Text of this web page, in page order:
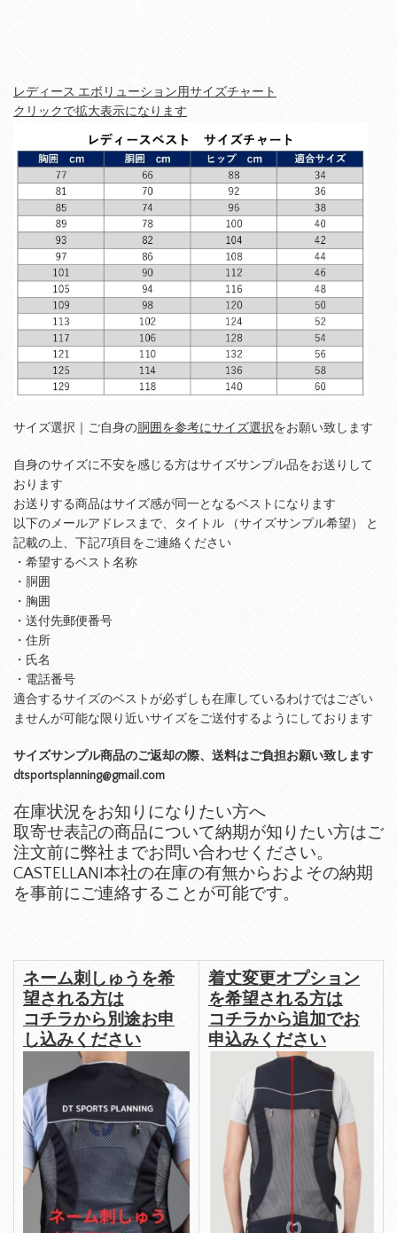
レディース エボリューション用サイズチャート
クリックで拡大表示になります
サイズ選択｜ご自身の胴囲を参考にサイズ選択をお願い致します
自身のサイズに不安を感じる方はサイズサンプル品をお送りして
おります
お送りする商品はサイズ感が同一となるベストになります
以下のメールアドレスまで、タイトル （サイズサンプル希望） と
記載の上、下記7項目をご連絡ください
・希望するベスト名称
・胴囲
・胸囲
・送付先郵便番号
・住所
・氏名
・電話番号
適合するサイズのベストが必ずしも在庫しているわけではござい
ませんが可能な限り近いサイズをご送付するようにしております
サイズサンプル商品のご返却の際、送料はご負担お願い致します
dtsportsplanning@gmail.com
在庫状況をお知りになりたい方へ
取寄せ表記の商品について納期が知りたい方はご
注文前に弊社までお問い合わせください。
CASTELLANI本社の在庫の有無からおよその納期
を事前にご連絡することが可能です。
ネーム刺しゅうを希
望される方は
コチラから別途お申
し込みください
着丈変更オプション
を希望される方は
コチラから追加でお
申込みください